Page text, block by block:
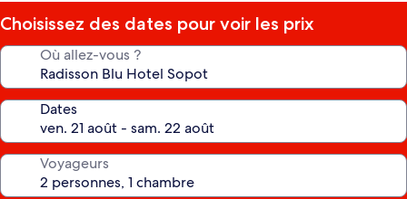
Choisissez des dates pour voir les prix
Où allez-vous ?
Dates
Voyageurs